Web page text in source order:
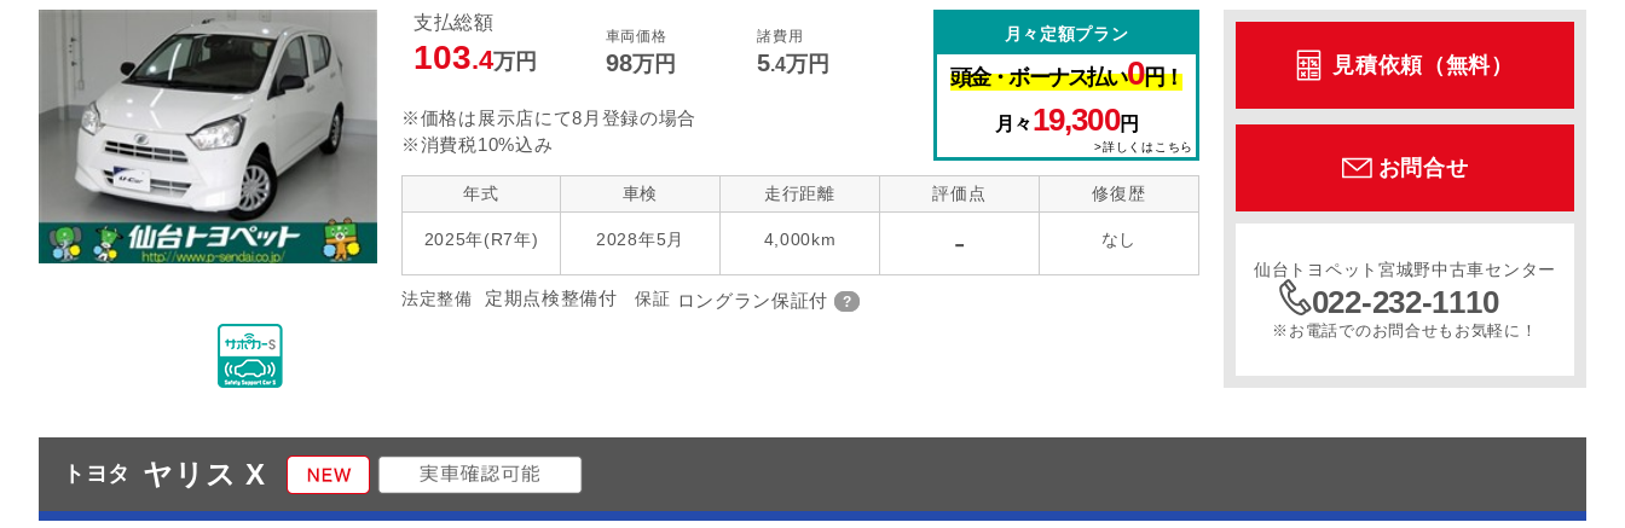
リヤエアコン 指定なし クルーズコントロール
ヘッドランプ 指定なし アルミホイール サンルーフ スライドドア 寒冷地仕様
支払総額
103.4万円
車両価格
98万円
諸費用
5.4万円
※価格は展示店にて8月登録の場合
※消費税10%込み
月々定額プラン
頭金・ボーナス払い0円！
月々19,300円
>詳しくはこちら
年式
2025年(R7年)
車検
2028年5月
走行距離
4,000km
評価点
-
修復歴
なし
法定整備 定期点検整備付 保証 ロングラン保証付
見積依頼（無料）
お問合せ
仙台トヨペット宮城野中古車センター
022-232-1110
※お電話でのお問合せもお気軽に！
トヨタ ヤリス X